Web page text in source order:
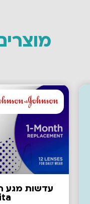
עדשות מגע